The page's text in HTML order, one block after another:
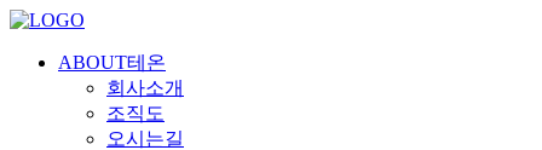
ABOUT테온
회사소개
조직도
오시는길